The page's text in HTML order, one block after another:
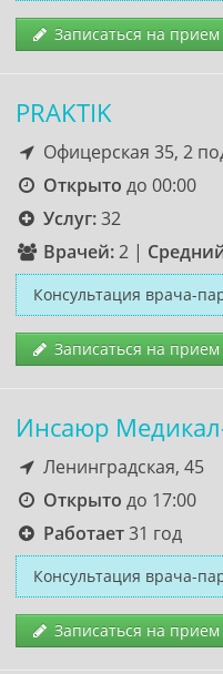
Записаться на прием
PRAKTIK
Офицерская 35, 2
Открыто до 00:00
Услуг:32
Врачей:2 |
Консультация врача-
Записаться на прием
Инсаюр
Ленинградская, 45
Открыто до 17:00
Работает31 год
Консультация врача-
Записаться на прием